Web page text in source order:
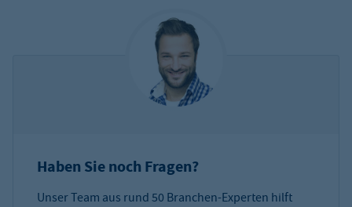
Haben Sie noch Fragen?
Unser Team aus rund 50 Branchen-Experten hilft